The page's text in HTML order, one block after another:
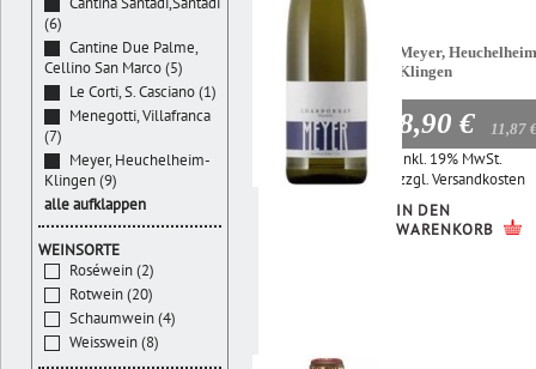
Meyer,
Klingen
8,90 € 11,87
Inkl. 19% MwSt.
zzgl.Versandkosten
IN DEN
WARENKORB
(6)
Cantine Due Palme,
Cellino San Marco (5)
Le Corti, S. Casciano (1)
Menegotti, Villafranca
(7)
Meyer, Heuchelheim-
Klingen (9)
alle aufklappen
WEINSORTE
Roséwein (2)
Rotwein (20)
Schaumwein (4)
Weisswein (8)